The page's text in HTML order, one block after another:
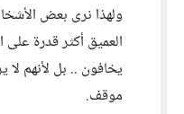
ولهذا نرى بعض
العميق أكثر قدرة على
يخافون .. بل لأنهم
موقف.